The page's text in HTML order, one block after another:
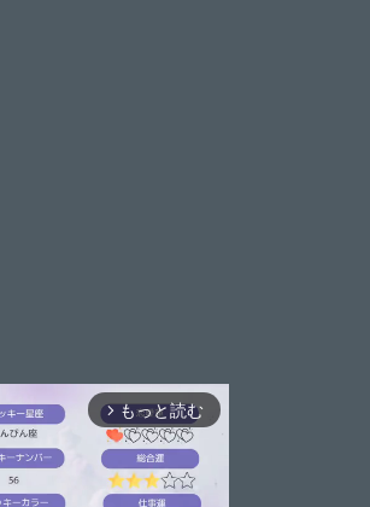
arrow_forward_ios もっと読む